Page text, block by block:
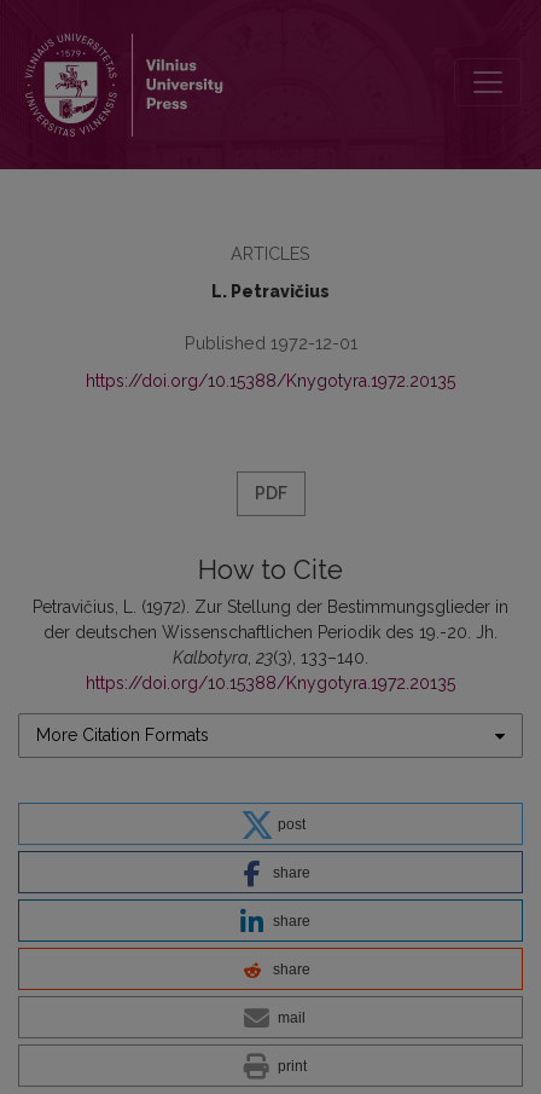
ARTICLES
L. Petravičius
Published 1972-12-01
https://doi.org/10.15388/Knygotyra.1972.20135
PDF
How to Cite
Petravičius, L. (1972). Zur Stellung der Bestimmungsglieder in
der deutschen Wissenschaftlichen Periodik des 19.-20. Jh.
Kalbotyra 23(3), 133–140.
https://doi.org/10.15388/Knygotyra.1972.20135
More Citation Formats
post
share
share
share
mail
print